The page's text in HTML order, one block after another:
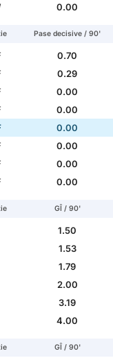
0.00
Pase decisive / 90'
0.70
0.29
0.00
0.00
0.00
0.00
0.00
0.00
GÎ / 90'
1.50
1.53
1.79
2.00
3.19
4.00
GÎ / 90'